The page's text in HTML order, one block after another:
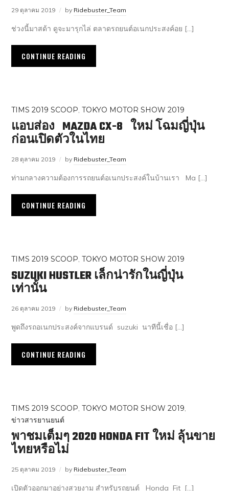
29 ตุลาคม 2019 by Ridebuster_Team
ช่วงนี้มาสด้า ดูจะมารุกไล่ ตลาดรถยนต์อเนกประสงค์อย […]
CONTINUE READING
TIMS 2019 SCOOP,TOKYO MOTOR SHOW 2019
แอบส่อง MAZDA CX-8 ใหม่ โฉมญี่ปุ่น
ก่อนเปิดตัวในไทย
28 ตุลาคม 2019 by Ridebuster_Team
ท่ามกลางความต้องการรถยนต์อเนกประสงค์ในบ้านเรา Ma […]
CONTINUE READING
TIMS 2019 SCOOP,TOKYO MOTOR SHOW 2019
SUZUKI HUSTLER เล็กน่ารักในญี่ปุ่น
เท่านั้น
26 ตุลาคม 2019 by Ridebuster_Team
พูดถึงรถอเนกประสงค์จากแบรนด์ suzuki นาทีนี้เชื่อ […]
CONTINUE READING
TIMS 2019 SCOOP,TOKYO MOTOR SHOW 2019,
ข่าวสารยานยนต์
พาชมเต็มๆ 2020 HONDA FIT ใหม่ ลุ้นขาย
ไทยหรือไม่
25 ตุลาคม 2019 by Ridebuster_Team
เปิดตัวออกมาอย่างสวยงาม สำหรับรถยนต์ Honda Fit […]